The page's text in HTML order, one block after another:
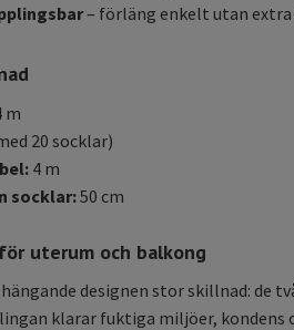
– förläng enkelt utan
m
20 socklar)
4 m
socklar:50 cm
uterum och balkong
designen stor skillnad: de
klarar fuktiga miljöer,